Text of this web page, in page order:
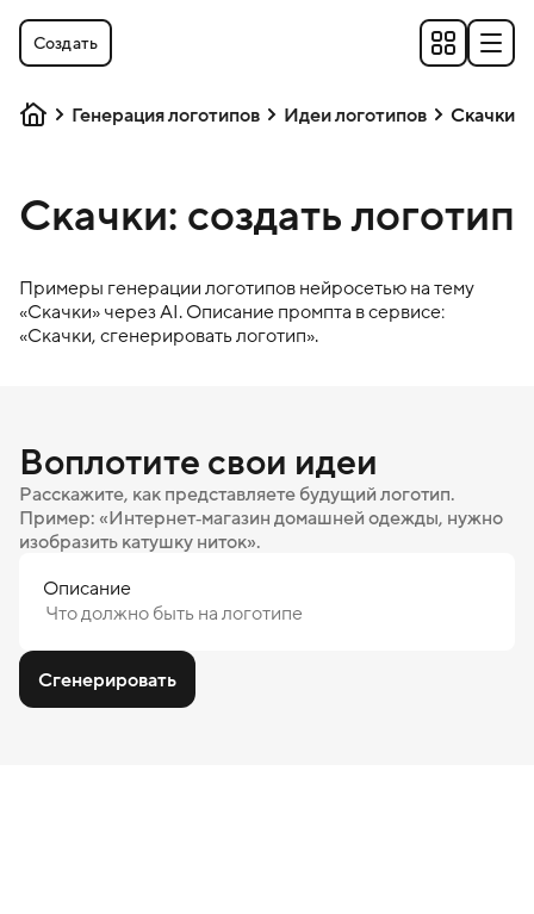
Создать
Генерация логотипов Идеи логотипов Скачки
Скачки: создать логотип
Примеры генерации логотипов нейросетью на тему
«Скачки» через AI. Описание промпта в сервисе:
«Скачки, сгенерировать логотип».
Воплотите свои идеи
Расскажите, как представляете будущий логотип.
Пример: «Интернет‑магазин домашней одежды, нужно
изобразить катушку ниток».
Описание
Сгенерировать